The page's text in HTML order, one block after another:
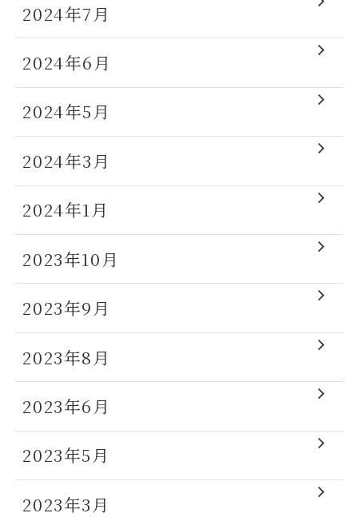
2024年7月
2024年6月
2024年5月
2024年3月
2024年1月
2023年10月
2023年9月
2023年8月
2023年6月
2023年5月
2023年3月